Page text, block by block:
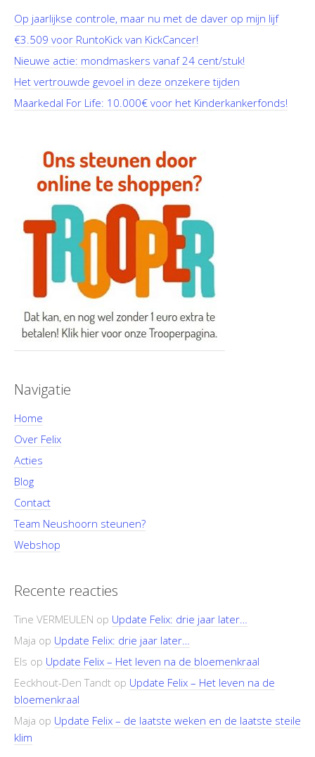
Op jaarlijkse controle, maar nu met de daver op mijn lijf
€3.509 voor RuntoKick van KickCancer!
Nieuwe actie: mondmaskers vanaf 24 cent/stuk!
Het vertrouwde gevoel in deze onzekere tijden
Maarkedal For Life: 10.000€ voor het Kinderkankerfonds!
Navigatie
Home
Over Felix
Acties
Blog
Contact
Team Neushoorn steunen?
Webshop
Recente reacties
Tine VERMEULEN op Update Felix: drie jaar later…
Maja op Update Felix: drie jaar later…
Els op Update Felix – Het leven na de bloemenkraal
Eeckhout-Den Tandt op Update Felix – Het leven na de
bloemenkraal
Maja op Update Felix – de laatste weken en de laatste steile
klim